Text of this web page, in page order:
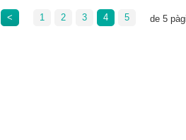
< 1 2 3 4 5 de 5